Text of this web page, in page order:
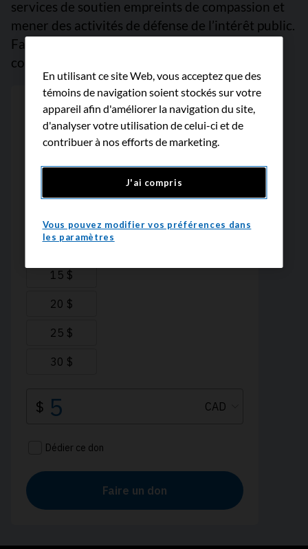
services de soutien empreints de compassion et
mener des activités de défense de l’intérêt public.
Faites un don dès maintenant, car chaque
contribution compte. Merci d’avance!
En utilisant ce site Web, vous acceptez que des
témoins de navigation soient stockés sur votre
appareil afin d'améliorer la navigation du site,
d'analyser votre utilisation de celui-ci et de
contribuer à nos efforts de marketing.
J'ai compris
Vous pouvez modifier vos préférences dans
les paramètres